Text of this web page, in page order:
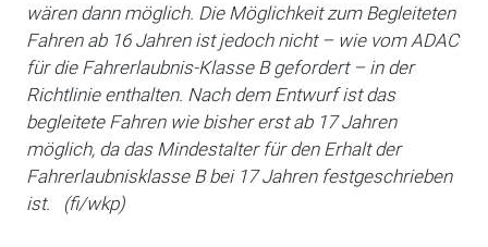
wären dann möglich. Die Möglichkeit zum Begleiteten
Fahren ab 16 Jahren ist jedoch nicht – wie vom ADAC
für die Fahrerlaubnis-Klasse B gefordert – in der
Richtlinie enthalten. Nach dem Entwurf ist das
begleitete Fahren wie bisher erst ab 17 Jahren
möglich, da das Mindestalter für den Erhalt der
Fahrerlaubnisklasse B bei 17 Jahren festgeschrieben
ist. (fi/wkp)